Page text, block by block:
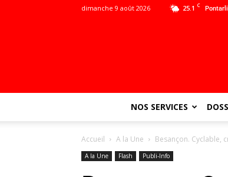
25.1 C
dimanche 9 août 2026
NOS SERVICES
Accueil A la Une Besançon. Cyclable,
A la Une Flash Publi-Info